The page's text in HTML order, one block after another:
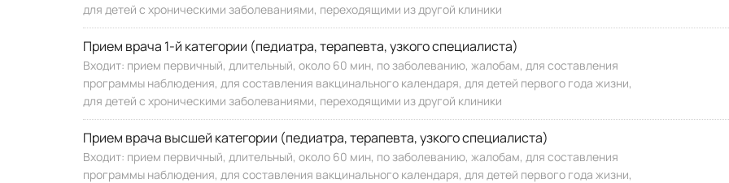
для детей с хроническими заболеваниями, переходящими из другой клиники
Прием врача 1-й категории (педиатра, терапевта, узкого специалиста)
Входит: прием первичный, длительный, около 60 мин, по заболеванию, жалобам, для составления
программы наблюдения, для составления вакцинального календаря, для детей первого года жизни,
для детей с хроническими заболеваниями, переходящими из другой клиники
Прием врача высшей категории (педиатра, терапевта, узкого специалиста)
Входит: прием первичный, длительный, около 60 мин, по заболеванию, жалобам, для составления
программы наблюдения, для составления вакцинального календаря, для детей первого года жизни,